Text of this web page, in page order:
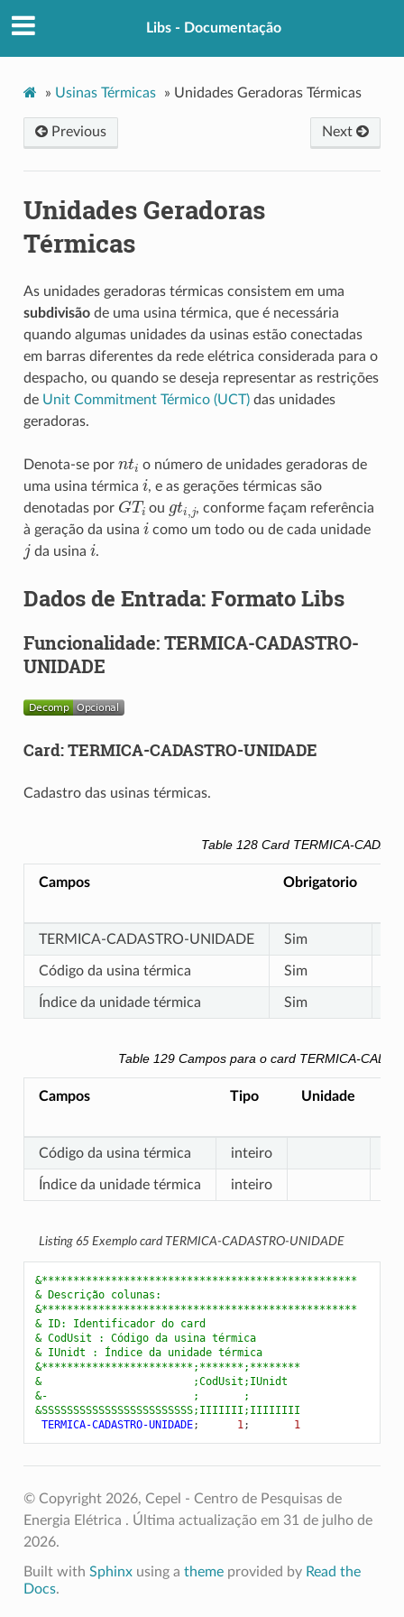
Libs - Documentação
» Usinas Térmicas » Unidades Geradoras Térmicas
Next
Previous
Unidades Geradoras
Térmicas
As unidades geradoras térmicas consistem em uma
subdivisãode uma usina térmica, que é necessária
quando algumas unidades da usinas estão conectadas
em barras diferentes da rede elétrica considerada para o
despacho, ou quando se deseja representar as restrições
de Unit Commitment Térmico (UCT)das unidades
geradoras.
Denota-se por t
o número de unidades geradoras de
uma usina térmica i, e as gerações térmicas são
denotadas por GTi ou t, , conforme façam referência
à geração da usina i como um todo ou de cada unidade
da usina i.
Dados de Entrada: Formato Libs
Funcionalidade: TERMICA-CADASTRO-
UNIDADE
Card: TERMICA-CADASTRO-UNIDADE
Cadastro das usinas térmicas.
Table 128Card TERMICA-
Campos Obrigatorio
TERMICA-CADASTRO-UNIDADE Sim
Código da usina térmica Sim
Índice da unidade térmica Sim
Table 129 Campos para o card TERMICA-
Campos Tipo Unidade
Código da usina térmica inteiro
Índice da unidade térmica inteiro
Listing 65 Exemplo card TERMICA-CADASTRO-UNIDADE
&**************************************************
& Descrição colunas:
&**************************************************
& ID: Identificador do card
& CodUsit : Código da usina térmica
& IUnidt : Índice da unidade térmica
&************************;*******;********
&                        ;CodUsit;IUnidt
&-                       ;       ;
&SSSSSSSSSSSSSSSSSSSSSSSS;IIIIIII;IIIIIIII
TERMICA-CADASTRO-UNIDADE;
      1
;
       1
© Copyright 2026, Cepel - Centro de Pesquisas de
Energia Elétrica . Última actualização em 31 de julho de
2026.
Built with Sphinxusing a themeprovided by Read the
Docs.